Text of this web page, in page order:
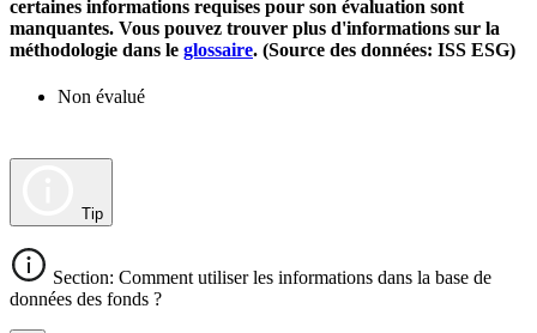
certaines informations requises pour son évaluation sont
manquantes. Vous pouvez trouver plus d'informations sur la
méthodologie dans le glossaire. (Source des données: ISS ESG)
Non évalué
Tip
Section: Comment utiliser les informations dans la base de
données des fonds ?